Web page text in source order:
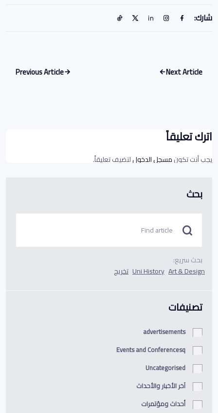
شارك:
Next Article
Previous Article
اترك تعليقاً
يجب أنت تكونمسجل الدخوللتضيف تعليقاً.
بحث
بحث سريع:
Art & Design
Uni History تخريج
تصنيفات
advertisements
Events and Conferencesq
Uncategorised
آخر الأخبار والأحداث
أحداث ومؤتمرات